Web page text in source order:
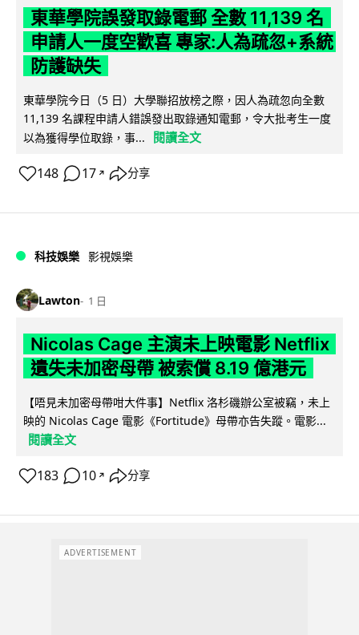
東華學院誤發取錄電郵 全數 11,139 名
申請人一度空歡喜 專家:人為疏忽+系統
防護缺失
東華學院今日（5 日）大學聯招放榜之際，因人為疏忽向全數
11,139 名課程申請人錯誤發出取錄通知電郵，令大批考生一度
以為獲得學位取錄，事...
閱讀全文
148 17 ↗ 分享
科技娛樂 影視娛樂
Lawton 1 日
Nicolas Cage 主演未上映電影 Netflix
遺失未加密母帶 被索償 8.19 億港元
【唔見未加密母帶咁大件事】Netflix 洛杉磯辦公室被竊，未上
映的 Nicolas Cage 電影《Fortitude》母帶亦告失蹤。電影...
閱讀全文
183 10 ↗ 分享
ADVERTISEMENT